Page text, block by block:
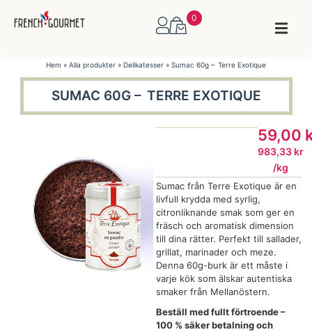
0
Hem » Alla produkter » Delikatesser » Sumac 60g – Terre Exotique
SUMAC 60G – TERRE EXOTIQUE
59,00
983,33 kr
/kg
Sumac från Terre Exotique är en
livfull krydda med syrlig,
citronliknande smak som ger en
fräsch och aromatisk dimension
till dina rätter. Perfekt till sallader,
grillat, marinader och meze.
Denna 60g-burk är ett måste i
varje kök som älskar autentiska
smaker från Mellanöstern.
Beställ med fullt förtroende –
100 % säker betalning och